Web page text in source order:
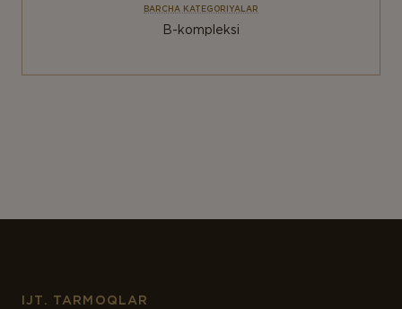
BARCHA KATEGORIYALAR
B-kompleksi
IJT. TARMOQLAR